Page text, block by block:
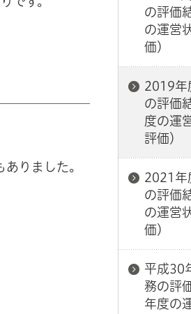
りました。
の評価
の運営
価）
2019年
の評価
度の運
評価）
2021年
の評価
の運営
価）
平成30
務の評
年度の